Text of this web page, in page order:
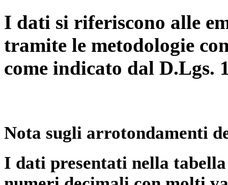
I dati si riferiscono alle
tramite le metodologie
come indicato dal D.Lgs.
Nota sugli arrotondamenti
I dati presentati nella